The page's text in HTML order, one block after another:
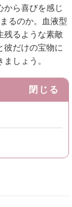
から喜びを感じ
るのか。血液型
残るような素敵
彼だけの宝物に
しょう。
閉じる